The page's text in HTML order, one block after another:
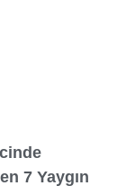
7 Yaygın